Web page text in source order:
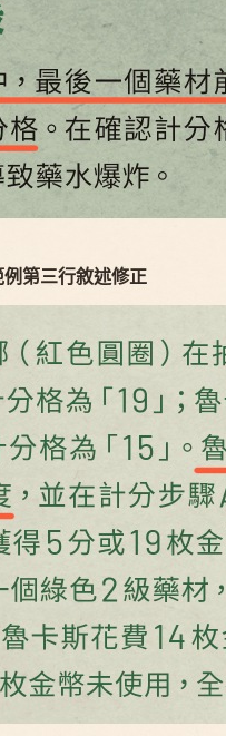
第三行敘述修正